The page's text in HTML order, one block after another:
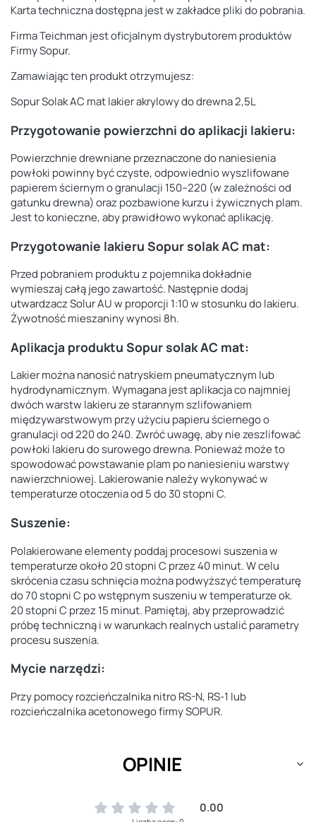
Karta techniczna dostępna jest w zakładce pliki do pobrania.
Firma Teichman jest oficjalnym dystrybutorem produktów
Firmy Sopur.
Zamawiając ten produkt otrzymujesz:
Sopur Solak AC mat lakier akrylowy do drewna 2,5L
Przygotowanie powierzchni do aplikacji lakieru:
Powierzchnie drewniane przeznaczone do naniesienia
powłoki powinny być czyste, odpowiedniowyszlifowane
papierem ściernym o granulacji 150–220 (w zależności od
gatunku drewna)oraz pozbawione kurzu i żywicznych plam.
Jest to konieczne, aby prawidłowo wykonać aplikację.
Przygotowanie lakieru Sopur solak AC mat:
Przed pobraniem produktu z pojemnika dokładnie
wymieszaj całą jego zawartość. Następnie dodaj
utwardzacz Solur AU w proporcji 1:10 w stosunku do lakieru.
Żywotność mieszaniny wynosi 8h.
Aplikacja produktu Sopur solak AC mat:
Lakier można nanosić natryskiem pneumatycznym lub
hydrodynamicznym. Wymagana jest aplikacja co najmniej
dwóch warstw lakieru ze starannym szlifowaniem
międzywarstwowym przy użyciu papieru ściernego o
granulacji od 220 do 240. Zwróć uwagę, aby nie zeszlifować
powłoki lakieru do surowego drewna. Ponieważ może to
spowodować powstawanie plam po naniesieniu warstwy
nawierzchniowej. Lakierowanie należy wykonywać w
temperaturze otoczenia od 5 do 30 stopni C.
Suszenie:
Polakierowane elementy poddaj procesowi suszenia w
temperaturze około 20 stopni C przez 40 minut. W celu
skrócenia czasu schnięcia można podwyższyć temperaturę
do 70 stopni C po wstępnym suszeniu w temperaturze ok.
20 stopni C przez 15 minut. Pamiętaj, aby przeprowadzić
próbę techniczną i w warunkach realnych ustalić parametry
procesu suszenia.
Mycie narzędzi:
Przy pomocy rozcieńczalnika nitro RS-N, RS-1 lub
rozcieńczalnika acetonowego firmy SOPUR.
OPINIE
0.00